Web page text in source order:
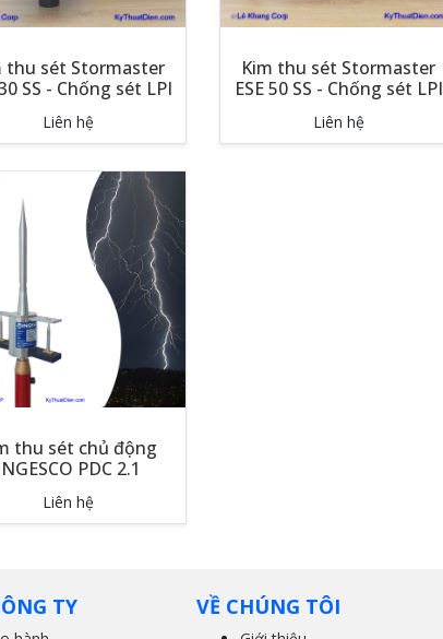
thu sét Stormaster
SS - Chống sét LPI
Liên hệ
Kim thu sét Stormaster
ESE 50 SS - Chống sét LPI
Liên hệ
thu sét chủ động
PDC 2.1
Liên hệ
TY VỀ CHÚNG TÔI